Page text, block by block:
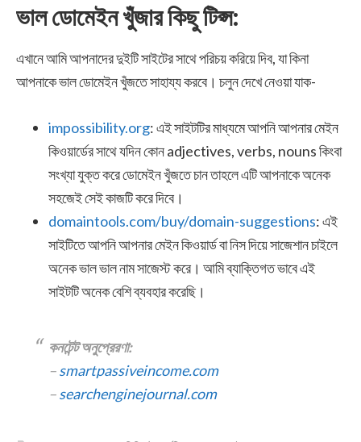
ভাল ডোমেইন খুঁজার কিছু টিপ্স:
এখানে আমি আপনাদের দুইটি সাইটের সাথে পরিচয় করিয়ে দিব, যা কিনা
আপনাকে ভাল ডোমেইন খুঁজতে সাহায্য করবে। চলুন দেখে নেওয়া যাক-
impossibility.org: এই সাইটটির মাধ্যমে আপনি আপনার মেইন
কিওয়ার্ডের সাথে যদিন কোন adjectives, verbs, nouns কিংবা
সংখ্যা যুক্ত করে ডোমেইন খুঁজতে চান তাহলে এটি আপনাকে অনেক
সহজেই সেই কাজটি করে দিবে।
domaintools.com/buy/domain-suggestions: এই
সাইটিতে আপনি আপনার মেইন কিওয়ার্ড বা নিস দিয়ে সাজেশান চাইলে
অনেক ভাল ভাল নাম সাজেস্ট করে। আমি ব্যাক্তিগত ভাবে এই
সাইটটি অনেক বেশি ব্যবহার করেছি।
কনটেন্ট অনুপ্রেরণা:
–smartpassiveincome.com
–searchenginejournal.com